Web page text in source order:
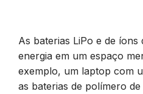
As baterias LiPo e de
energia em um espaço
exemplo, um laptop com
as baterias de polímero